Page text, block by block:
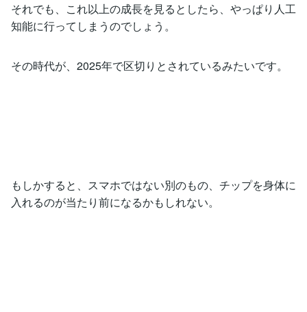
それでも、これ以上の成長を見るとしたら、やっぱり人工
知能に行ってしまうのでしょう。
その時代が、2025年で区切りとされているみたいです。
もしかすると、スマホではない別のもの、チップを身体に
入れるのが当たり前になるかもしれない。